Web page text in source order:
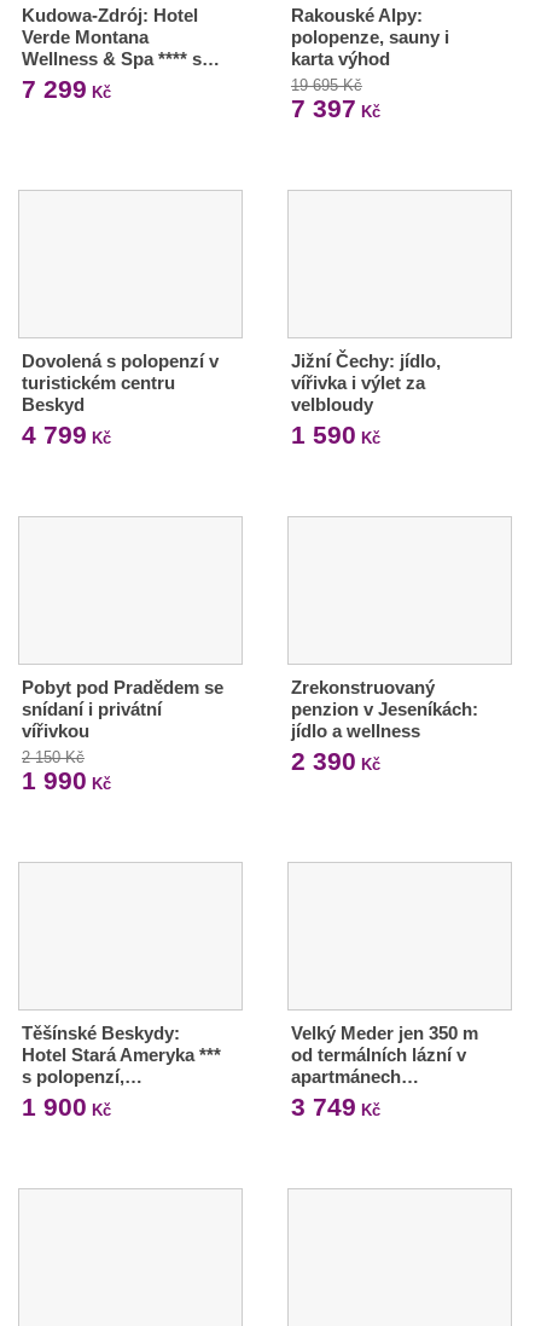
Kudowa-Zdrój: Hotel
Verde Montana
Wellness & Spa **** s…
7 299 Kč
Rakouské Alpy:
polopenze, sauny i
karta výhod
19 695 Kč
7 397 Kč
Dovolená s polopenzí v
turistickém centru
Beskyd
4 799 Kč
Jižní Čechy: jídlo,
vířivka i výlet za
velbloudy
1 590 Kč
Pobyt pod Pradědem se
snídaní i privátní
vířivkou
2 150 Kč
1 990 Kč
Zrekonstruovaný
penzion v Jeseníkách:
jídlo a wellness
2 390 Kč
Těšínské Beskydy:
Hotel Stará Ameryka ***
s polopenzí,…
1 900 Kč
Velký Meder jen 350 m
od termálních lázní v
apartmánech…
3 749 Kč